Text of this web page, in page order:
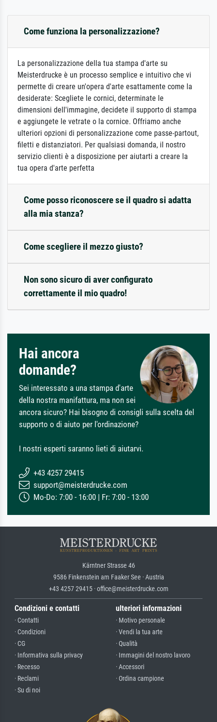
Come funziona la personalizzazione?
La personalizzazione della tua stampa d'arte su
Meisterdrucke è un processo semplice e intuitivo che vi
permette di creare un'opera d'arte esattamente come la
desiderate: Scegliete le cornici, determinate le
dimensioni dell'immagine, decidete il supporto di stampa
e aggiungete le vetrate o la cornice. Offriamo anche
ulteriori opzioni di personalizzazione come passe-partout,
filetti e distanziatori. Per qualsiasi domanda, il nostro
servizio clienti è a disposizione per aiutarti a creare la
tua opera d'arte perfetta
Come posso riconoscere se il quadro si adatta
alla mia stanza?
Come scegliere il mezzo giusto?
Non sono sicuro di aver configurato
correttamente il mio quadro!
Hai ancora
domande?
Sei interessato a una stampa d'arte
della nostra manifattura, ma non sei
ancora sicuro? Hai bisogno di consigli sulla scelta del
supporto o di aiuto per l'ordinazione?
I nostri esperti saranno lieti di aiutarvi.
+43 4257 29415
support@meisterdrucke.com
Mo-Do: 7:00 - 16:00 | Fr: 7:00 - 13:00
Kärntner Strasse 46
9586 Finkenstein am Faaker See · Austria
+43 4257 29415 · office@meisterdrucke.com
Condizioni e contatti
· Contatti
· Condizioni
· CG
· Informativa sulla privacy
· Recesso
· Reclami
· Su di noi
ulteriori informazioni
· Motivo personale
· Vendi la tua arte
· Qualità
· Immagini del nostro lavoro
· Accessori
· Ordina campione